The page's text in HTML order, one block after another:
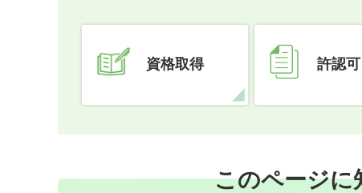
資格取得 許認
このページに